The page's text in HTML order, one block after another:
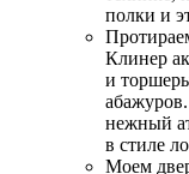
полки и
Клинер
и
нежный
в стиле
Моем